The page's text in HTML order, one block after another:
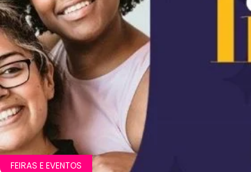
FEIRAS E EVENTOS